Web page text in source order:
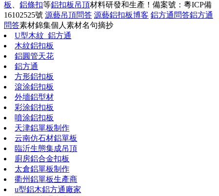
板 、 鋁條扣等鋁扣板吊頂材料研發和生產！ 備案號：粵ICP備
16102525號 源藝吊頂問答 源藝鋁扣板博客 鋁方通問答鋁方通
問答素材錦集個人素材名句摘抄
U型木紋_鋁方通
木紋鋁扣板
鋁圓管天花
鋁方通
方形鋁扣板
滾涂鋁扣板
外墻鋁型材
彩涂鋁扣板
噴涂鋁扣板
天津鋁單板制作
云南仿石材鋁單板
臨沂生態集成吊頂
廚房鋁合金扣板
太倉鋁單板制作
衢州鋁單板生產商
u型鋁木鋁方通廠家